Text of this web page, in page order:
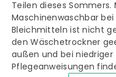
für
für
Teilen dieses
Maschinenwaschbar bei
Bleichmitteln ist nicht
den Wäschetrockner
außen und bei
Pflegeanweisungen